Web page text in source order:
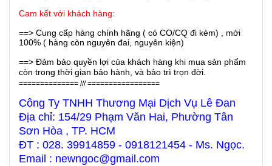
Cam kết với khách hàng:
==> Cung cấp hàng chính hãng ( có CO/CQ đi kèm) , mới
100% ( hàng còn nguyên đai, nguyên kiện)
==> Đảm bảo quyền lợi của khách hàng khi mua sản phẩm
còn trong thời gian bảo hành, và bảo trì trọn đời.
============== /// =================
Công Ty TNHH Thương Mại Dịch Vụ Lê Đan
Địa chỉ: 154/29 Phạm Văn Hai, Phường Tân
Sơn Hòa , TP. HCM
ĐT : 028. 39914859 - 0918121454 - Ms. Ngọc.
Email : newngoc@gmail.com